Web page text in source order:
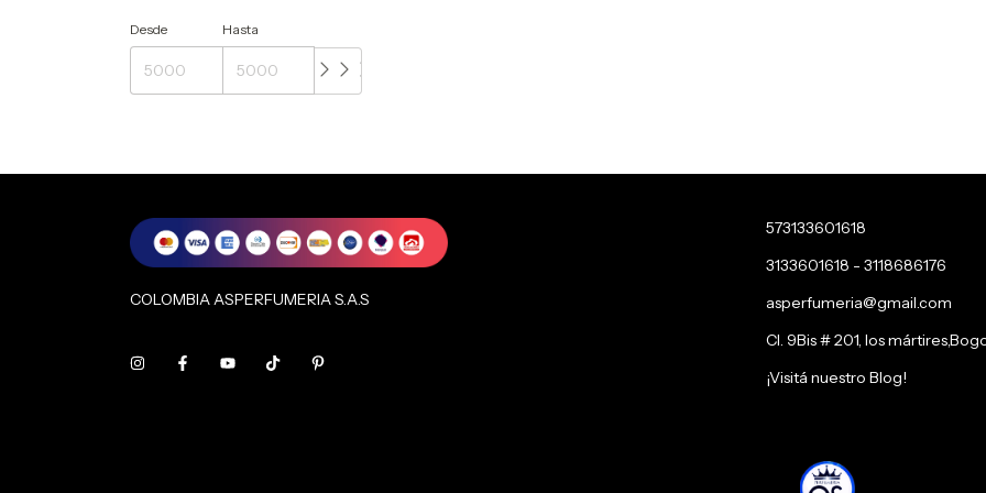
Desde Hasta
COLOMBIA ASPERFUMERIA S.A.S
573133601618
3133601618 - 3118686176
asperfumeria@gmail.com
Cl. 9Bis # 201, los
¡Visitá nuestro Blog!